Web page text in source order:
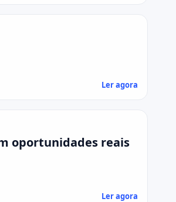
Ler agora
oportunidades reais
Ler agora